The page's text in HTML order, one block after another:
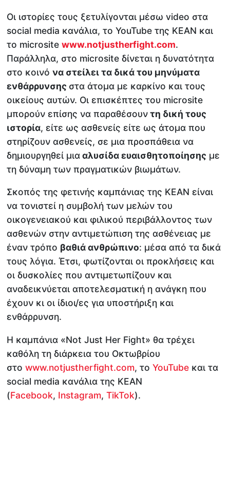
Οι ιστορίες τους ξετυλίγονται μέσω video στα
social media κανάλια, το YouTube της KEAN και
το micrositewww.notjustherfight.com.
Παράλληλα, στο microsite δίνεται η δυνατότητα
στο κοινόνα στείλει τα δικά του μηνύματα
ενθάρρυνσης στα άτομα με καρκίνο και τους
οικείους αυτών. Οι επισκέπτες του microsite
μπορούν επίσης να παραθέσουντη δική τους
ιστορία, είτε ως ασθενείς είτε ως άτομα που
στηρίζουν ασθενείς, σε μια προσπάθεια να
δημιουργηθεί μιααλυσίδα ευαισθητοποίησης με
τη δύναμη των πραγματικών βιωμάτων.
Σκοπός της φετινής καμπάνιας της KEAN είναι
να τονιστεί η συμβολή των μελών του
οικογενειακού και φιλικού περιβάλλοντος των
ασθενών στην αντιμετώπιση της ασθένειας με
έναν τρόπο βαθιά ανθρώπινο: μέσα από τα δικά
τους λόγια. Έτσι, φωτίζονται οι προκλήσεις και
οι δυσκολίες που αντιμετωπίζουν και
αναδεικνύεται αποτελεσματική η ανάγκη που
έχουν κι οι ίδιοι/ες για υποστήριξη και
ενθάρρυνση.
Η καμπάνια «Not Just Her Fight» θα τρέχει
καθόλη τη διάρκεια του Οκτωβρίου
στοwww.notjustherfight.com, τοYouTube και τα
social media κανάλια της KEAN
(Facebook, Instagram,TikTok).